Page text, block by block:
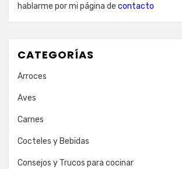
hablarme por mi página de contacto
CATEGORÍAS
Arroces
Aves
Carnes
Cocteles y Bebidas
Consejos y Trucos para cocinar